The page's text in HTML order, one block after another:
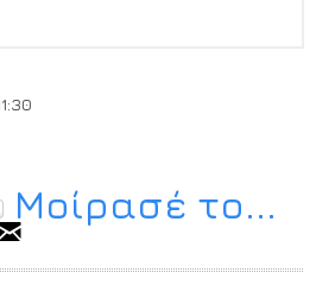
Μοίρασέ το...